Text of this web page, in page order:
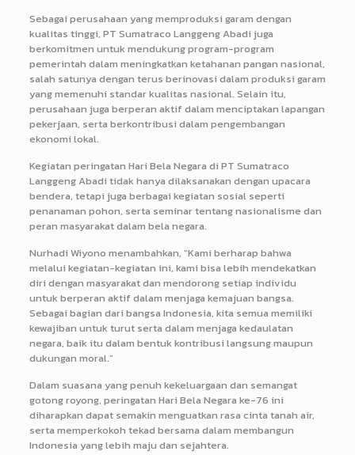
Sebagai perusahaan yang memproduksi garam dengan
kualitas tinggi, PT Sumatraco Langgeng Abadi juga
berkomitmen untuk mendukung program-program
pemerintah dalam meningkatkan ketahanan pangan nasional,
salah satunya dengan terus berinovasi dalam produksi garam
yang memenuhi standar kualitas nasional. Selain itu,
perusahaan juga berperan aktif dalam menciptakan lapangan
pekerjaan, serta berkontribusi dalam pengembangan
ekonomi lokal.
Kegiatan peringatan Hari Bela Negara di PT Sumatraco
Langgeng Abadi tidak hanya dilaksanakan dengan upacara
bendera, tetapi juga berbagai kegiatan sosial seperti
penanaman pohon, serta seminar tentang nasionalisme dan
peran masyarakat dalam bela negara.
Nurhadi Wiyono menambahkan, “Kami berharap bahwa
melalui kegiatan-kegiatan ini, kami bisa lebih mendekatkan
diri dengan masyarakat dan mendorong setiap individu
untuk berperan aktif dalam menjaga kemajuan bangsa.
Sebagai bagian dari bangsa Indonesia, kita semua memiliki
kewajiban untuk turut serta dalam menjaga kedaulatan
negara, baik itu dalam bentuk kontribusi langsung maupun
dukungan moral.”
Dalam suasana yang penuh kekeluargaan dan semangat
gotong royong, peringatan Hari Bela Negara ke-76 ini
diharapkan dapat semakin menguatkan rasa cinta tanah air,
serta memperkokoh tekad bersama dalam membangun
Indonesia yang lebih maju dan sejahtera.